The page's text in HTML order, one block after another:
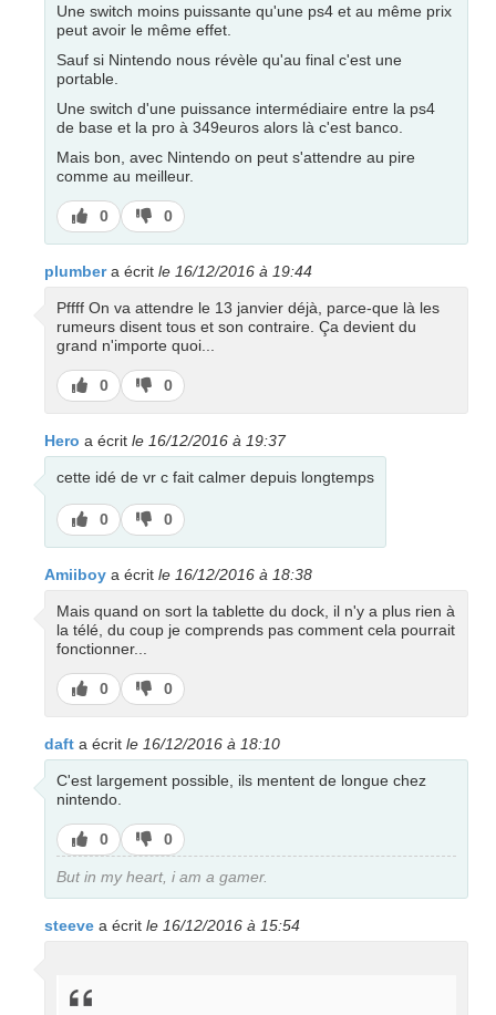
Une switch moins puissante qu'une ps4 et au même prix
peut avoir le même effet.
Sauf si Nintendo nous révèle qu'au final c'est une
portable.
Une switch d'une puissance intermédiaire entre la ps4
de base et la pro à 349euros alors là c'est banco.
Mais bon, avec Nintendo on peut s'attendre au pire
comme au meilleur.
J’aime
0
J’aime
pas
0
plumbera écrit le 16/12/2016 à 19:44
Pffff On va attendre le 13 janvier déjà, parce-que là les
rumeurs disent tous et son contraire. Ça devient du
grand n'importe quoi...
J’aime
0
J’aime
pas
0
Hero a écrit le 16/12/2016 à 19:37
cette idé de vr c fait calmer depuis longtemps
J’aime
0
J’aime
pas
0
Amiiboy a écrit le 16/12/2016 à 18:38
Mais quand on sort la tablette du dock, il n'y a plus rien à
la télé, du coup je comprends pas comment cela pourrait
fonctionner...
J’aime
0
J’aime
pas
0
daft a écrit le 16/12/2016 à 18:10
C'est largement possible, ils mentent de longue chez
nintendo.
J’aime
0
J’aime
pas
0
But in my heart, i am a gamer.
steeve a écrit le 16/12/2016 à 15:54